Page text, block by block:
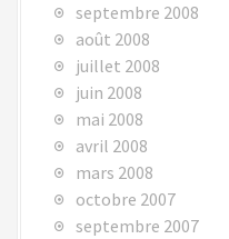
septembre 2008
août 2008
juillet 2008
juin 2008
mai 2008
avril 2008
mars 2008
octobre 2007
septembre 2007